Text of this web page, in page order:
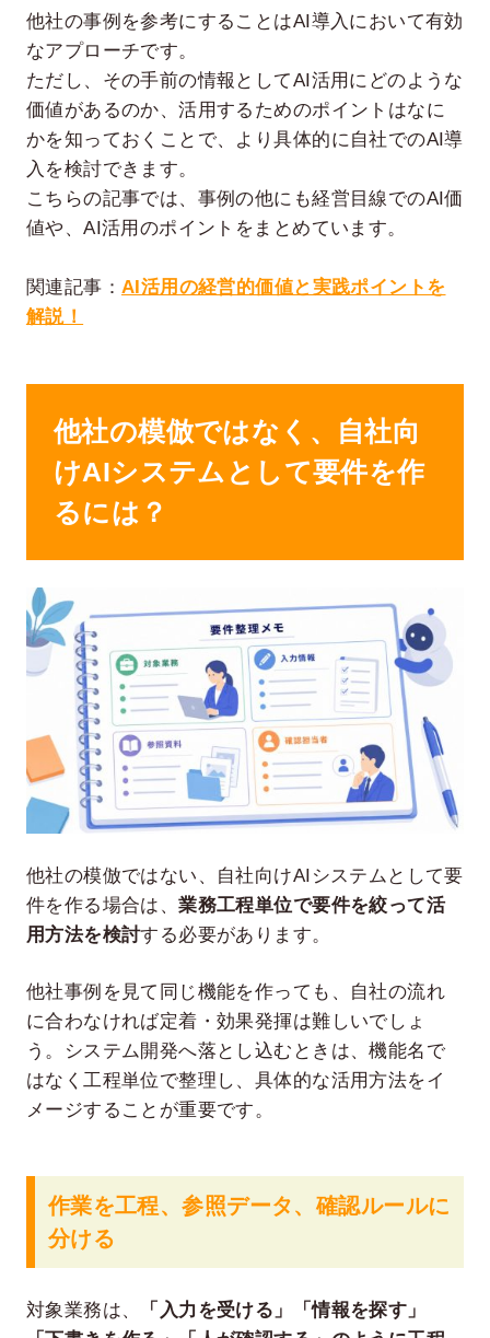
他社の事例を参考にすることはAI導入において有効
なアプローチです。
ただし、その手前の情報としてAI活用にどのような
価値があるのか、活用するためのポイントはなに
かを知っておくことで、より具体的に自社でのAI導
入を検討できます。
こちらの記事では、事例の他にも経営目線でのAI価
値や、AI活用のポイントをまとめています。
関連記事： AI活用の経営的価値と実践ポイントを
解説！
他社の模倣ではなく、自社向
けAIシステムとして要件を作
るには？
他社の模倣ではない、自社向けAIシステムとして要
件を作る場合は、業務工程単位で要件を絞って活
用方法を検討する必要があります。
他社事例を見て同じ機能を作っても、自社の流れ
に合わなければ定着・効果発揮は難しいでしょ
う。システム開発へ落とし込むときは、機能名で
はなく工程単位で整理し、具体的な活用方法をイ
メージすることが重要です。
作業を工程、参照データ、確認ルールに
分ける
対象業務は、
「入力を受ける」「情報を探す」